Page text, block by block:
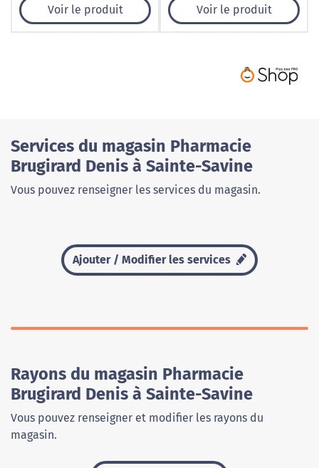
Voir le produit Voir le produit
Services du magasin Pharmacie
Brugirard Denis à Sainte-Savine
Vous pouvez renseigner les services du magasin.
Ajouter / Modifier les services
Rayons du magasin Pharmacie
Brugirard Denis à Sainte-Savine
Vous pouvez renseigner et modifier les rayons du
magasin.